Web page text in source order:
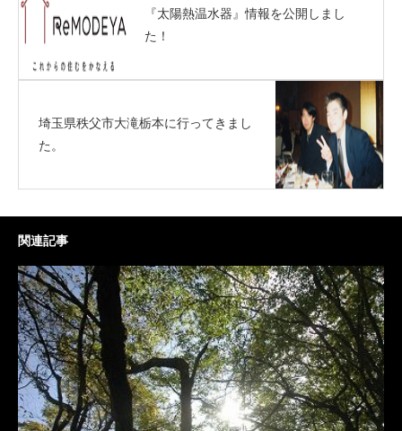
『太陽熱温水器』情報を公開しまし
た！
埼玉県秩父市大滝栃本に行ってきまし
た。
関連記事